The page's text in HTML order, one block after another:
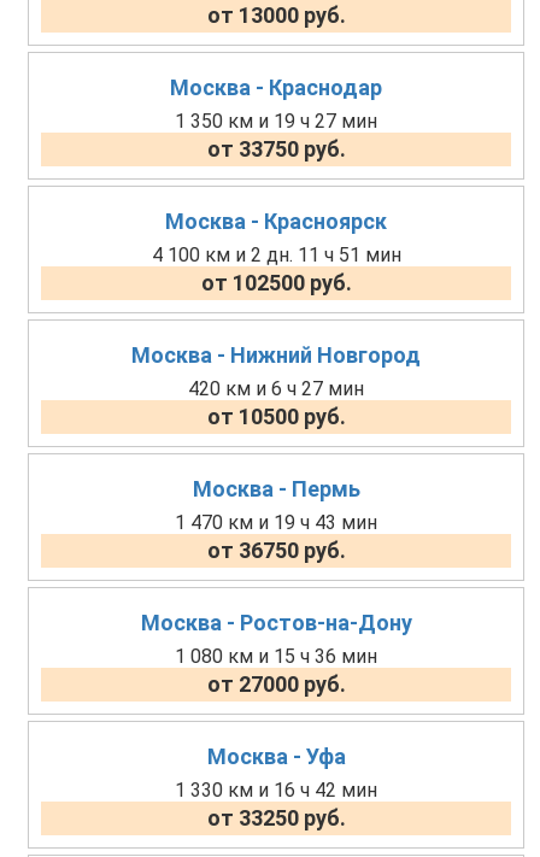
от 13000 руб.
Москва - Краснодар
1 350 км и 19 ч 27 мин
от 33750 руб.
Москва - Красноярск
4 100 км и 2 дн. 11 ч 51 мин
от 102500 руб.
Москва - Нижний Новгород
420 км и 6 ч 27 мин
от 10500 руб.
Москва - Пермь
1 470 км и 19 ч 43 мин
от 36750 руб.
Москва - Ростов-на-Дону
1 080 км и 15 ч 36 мин
от 27000 руб.
Москва - Уфа
1 330 км и 16 ч 42 мин
от 33250 руб.